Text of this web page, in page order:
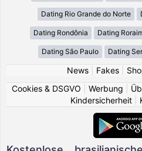
Dating Rio Grande do Norte
Dating Rondônia Dating
Dating São Paulo Dating
News| Fakes|
Cookies & DSGVO
Werbung
Kindersicherheit